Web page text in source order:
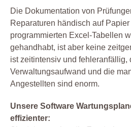
Die Dokumentation von
Reparaturen händisch auf
programmierten Excel-Tabellen
gehandhabt, ist aber keine
ist zeitintensiv und fehleranfällig,
Verwaltungsaufwand und die
Angestellten sind enorm.
Unsere Software
effizienter: